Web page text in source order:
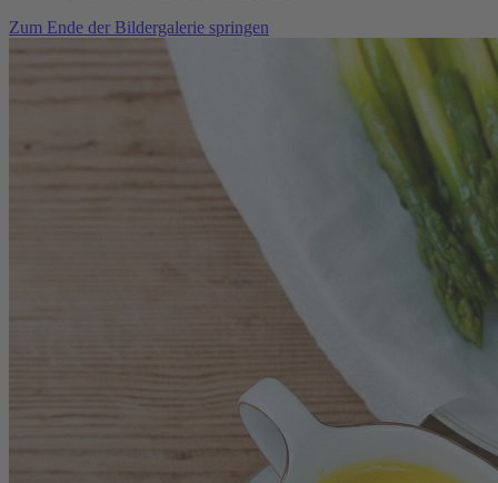
Zum Ende der Bildergalerie springen